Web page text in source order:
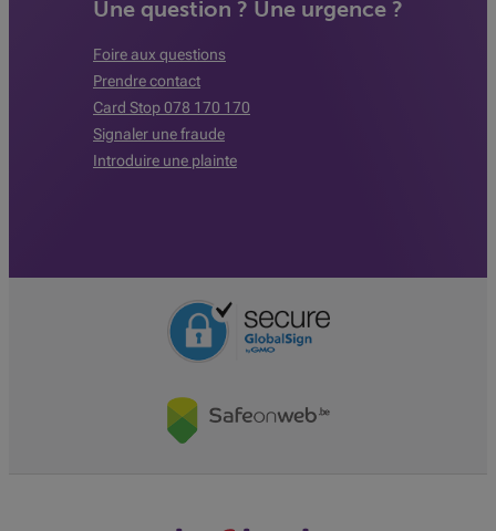
Une question ? Une urgence ?
Foire aux questions
Prendre contact
Card Stop 078 170 170
Signaler une fraude
Introduire une plainte